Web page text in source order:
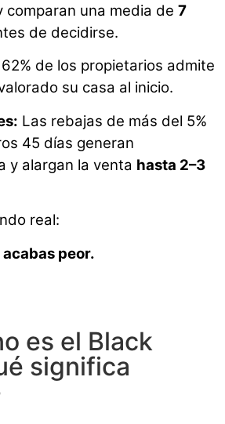
comparan una media de 7
de decidirse.
62% de los propietarios admite
su casa al inicio.
Las rebajas de más del 5%
45 días generan
y alargan la venta hasta 2–3
real:
peor.
es el Black
significa